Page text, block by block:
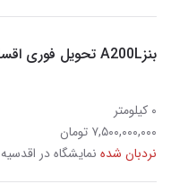
بنزA200L تحویل فوری اقساط
۰ کیلومتر
۷,۵۰۰,۰۰۰,۰۰۰ تومان
نردبان شده نمایشگاه در اقدسیه